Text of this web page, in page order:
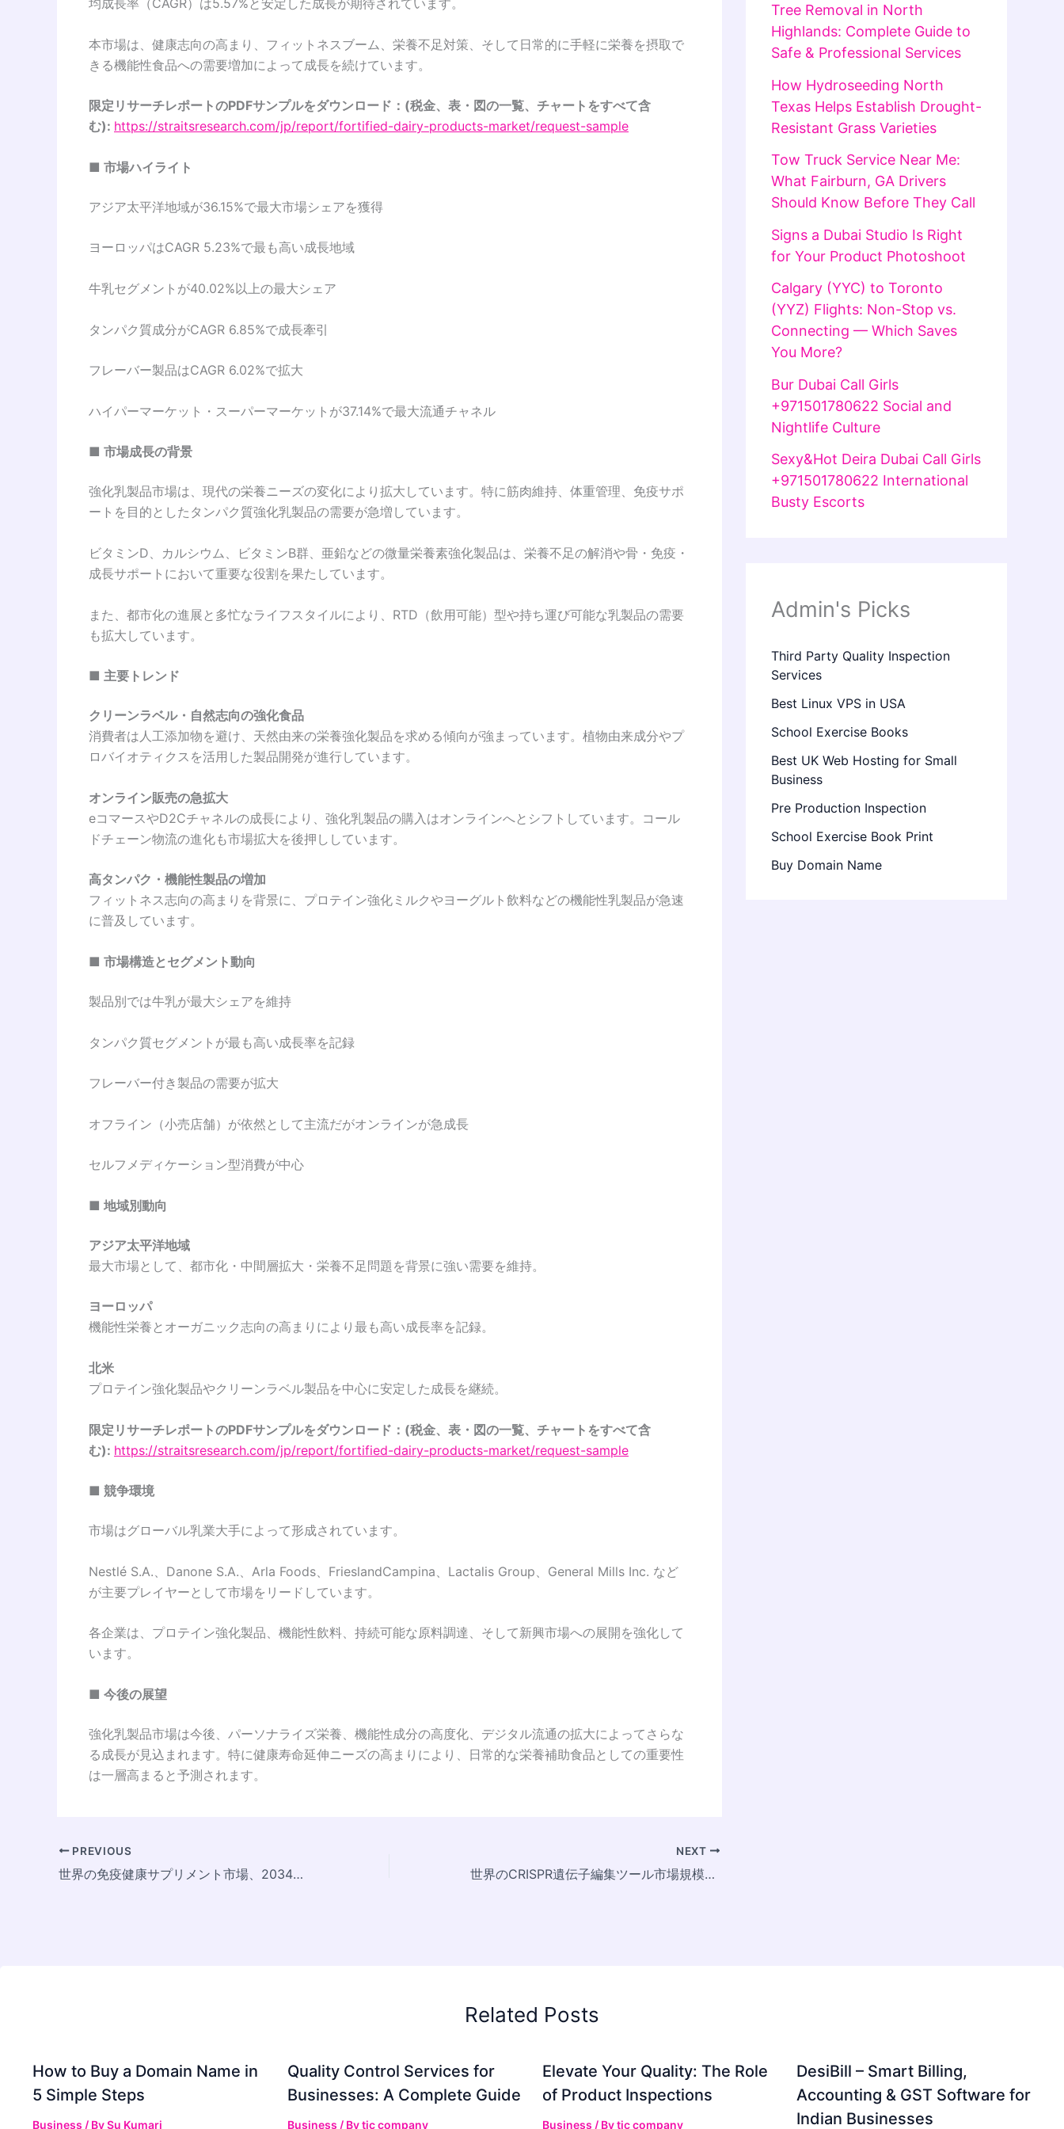
均成長率（CAGR）は5.57%と安定した成長が期待されています。
本市場は、健康志向の高まり、フィットネスブーム、栄養不足対策、そして日常的に手軽に栄養を摂取で
きる機能性食品への需要増加によって成長を続けています。
限定リサーチレポートのPDFサンプルをダウンロード：(税金、表・図の一覧、チャートをすべて含
む): https://straitsresearch.com/jp/report/fortified-dairy-products-market/request-sample
■ 市場ハイライト
アジア太平洋地域が36.15%で最大市場シェアを獲得
ヨーロッパはCAGR 5.23%で最も高い成長地域
牛乳セグメントが40.02%以上の最大シェア
タンパク質成分がCAGR 6.85%で成長牽引
フレーバー製品はCAGR 6.02%で拡大
ハイパーマーケット・スーパーマーケットが37.14%で最大流通チャネル
■ 市場成長の背景
強化乳製品市場は、現代の栄養ニーズの変化により拡大しています。特に筋肉維持、体重管理、免疫サポ
ートを目的としたタンパク質強化乳製品の需要が急増しています。
ビタミンD、カルシウム、ビタミンB群、亜鉛などの微量栄養素強化製品は、栄養不足の解消や骨・免疫・
成長サポートにおいて重要な役割を果たしています。
また、都市化の進展と多忙なライフスタイルにより、RTD（飲用可能）型や持ち運び可能な乳製品の需要
も拡大しています。
■ 主要トレンド
クリーンラベル・自然志向の強化食品
消費者は人工添加物を避け、天然由来の栄養強化製品を求める傾向が強まっています。植物由来成分やプ
ロバイオティクスを活用した製品開発が進行しています。
オンライン販売の急拡大
eコマースやD2Cチャネルの成長により、強化乳製品の購入はオンラインへとシフトしています。コール
ドチェーン物流の進化も市場拡大を後押ししています。
高タンパク・機能性製品の増加
フィットネス志向の高まりを背景に、プロテイン強化ミルクやヨーグルト飲料などの機能性乳製品が急速
に普及しています。
■ 市場構造とセグメント動向
製品別では牛乳が最大シェアを維持
タンパク質セグメントが最も高い成長率を記録
フレーバー付き製品の需要が拡大
オフライン（小売店舗）が依然として主流だがオンラインが急成長
セルフメディケーション型消費が中心
■ 地域別動向
アジア太平洋地域
最大市場として、都市化・中間層拡大・栄養不足問題を背景に強い需要を維持。
ヨーロッパ
機能性栄養とオーガニック志向の高まりにより最も高い成長率を記録。
北米
プロテイン強化製品やクリーンラベル製品を中心に安定した成長を継続。
限定リサーチレポートのPDFサンプルをダウンロード：(税金、表・図の一覧、チャートをすべて含
む): https://straitsresearch.com/jp/report/fortified-dairy-products-market/request-sample
■ 競争環境
市場はグローバル乳業大手によって形成されています。
Nestlé S.A.、Danone S.A.、Arla Foods、FrieslandCampina、Lactalis Group、General Mills Inc. など
が主要プレイヤーとして市場をリードしています。
各企業は、プロテイン強化製品、機能性飲料、持続可能な原料調達、そして新興市場への展開を強化して
います。
■ 今後の展望
強化乳製品市場は今後、パーソナライズ栄養、機能性成分の高度化、デジタル流通の拡大によってさらな
る成長が見込まれます。特に健康寿命延伸ニーズの高まりにより、日常的な栄養補助食品としての重要性
は一層高まると予測されます。
PREVIOUS
世界の免疫健康サプリメント市場、2034年に810億米ドル規模へ拡大予測
NEXT
世界のCRISPR遺伝子編集ツール市場規模は、2025年には約67億米ドルと推定され、2034年には約248億米ドルに達すると予測されています。
Tree Removal in North
Highlands: Complete Guide to
Safe & Professional Services
How Hydroseeding North
Texas Helps Establish Drought-
Resistant Grass Varieties
Tow Truck Service Near Me:
What Fairburn, GA Drivers
Should Know Before They Call
Signs a Dubai Studio Is Right
for Your Product Photoshoot
Calgary (YYC) to Toronto
(YYZ) Flights: Non-Stop vs.
Connecting — Which Saves
You More?
Bur Dubai Call Girls
+971501780622 Social and
Nightlife Culture
Sexy&Hot Deira Dubai Call Girls
+971501780622 International
Busty Escorts
Admin's Picks
Third Party Quality Inspection
Services
Best Linux VPS in USA
School Exercise Books
Best UK Web Hosting for Small
Business
Pre Production Inspection
School Exercise Book Print
Buy Domain Name
Related Posts
How to Buy a Domain Name in
5 Simple Steps
Business / BySu Kumari
Quality Control Services for
Businesses: A Complete Guide
Business / Bytic company
Elevate Your Quality: The Role
of Product Inspections
Business / Bytic company
DesiBill – Smart Billing,
Accounting & GST Software for
Indian Businesses